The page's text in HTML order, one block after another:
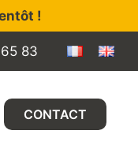
!
83
CONTACT